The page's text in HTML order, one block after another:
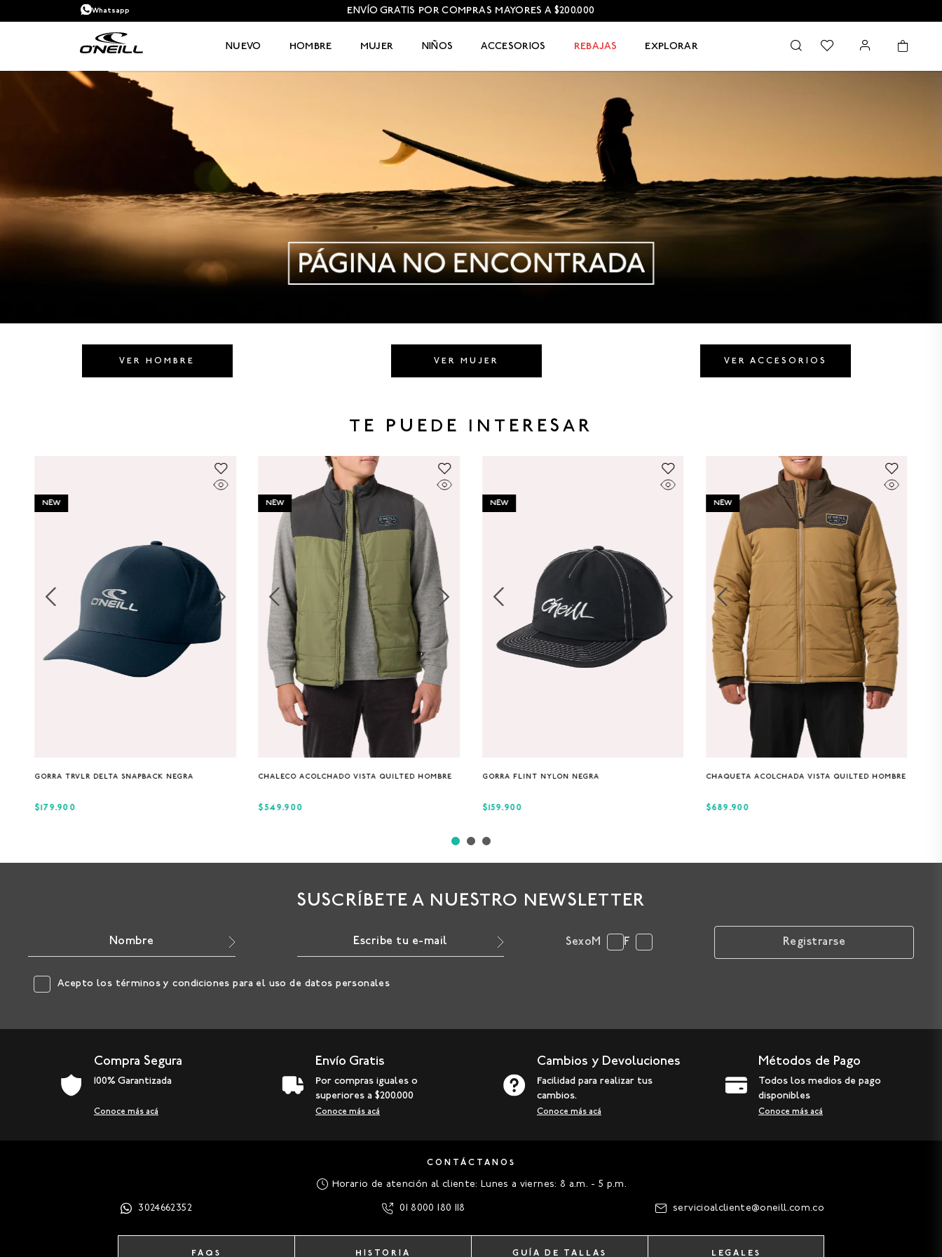
ENVÍO GRATIS POR COMPRAS MAYORES A $200.000
Whatsapp
NUEVO HOMBRE MUJER NIÑOS ACCESORIOS REBAJAS EXPLORAR
VER HOMBRE VER MUJER VER ACCESORIOS
TE PUEDE INTERESAR
GORRA TRVLR DELTA SNAPBACK NEGRA
$179.900
NEW
CHALECO ACOLCHADO VISTA QUILTED HOMBRE
S M XL
$549.900
NEW
GORRA FLINT NYLON NEGRA
$159.900
NEW
CHAQUETA ACOLCHADA VISTA QUILTED HOMBRE
S M L XL
$689.900
NEW
SUSCRÍBETE A NUESTRO NEWSLETTER
Sexo M F Registrarse
Acepto los términos y condiciones para el uso de datos personales
Compra Segura
100% Garantizada
Conoce más acá
Envío Gratis
Por compras iguales o
superiores a $200.000
Conoce más acá
Cambios y Devoluciones
Facilidad para realizar tus
cambios.
Conoce más acá
Métodos de Pago
Todos los medios de pago
disponibles
Conoce más acá
CONTÁCTANOS
Horario de atención al cliente: Lunes a viernes: 8 a.m. - 5 p.m.
3024662352 01 8000 180 118 servicioalcliente@oneill.com.co
FAQS HISTORIA GUÍA DE TALLAS LEGALES
TÉRMINOS MÁS BUSCADOS
3 PANTALONETA
8. HOMBRE